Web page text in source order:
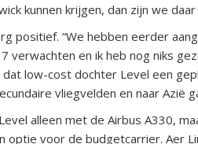
kunnen krijgen, dan zijn we
positief. “We hebben eerder
verwachten en ik heb nog niks
dat low-cost dochter Level een
vliegvelden en naar Azië
alleen met de Airbus A330,
optie voor de budgetcarrier. Aer